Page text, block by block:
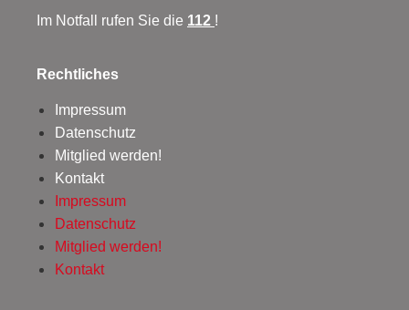
Im Notfall rufen Sie die 112 !
Rechtliches
Impressum
Datenschutz
Mitglied werden!
Kontakt
Impressum
Datenschutz
Mitglied werden!
Kontakt